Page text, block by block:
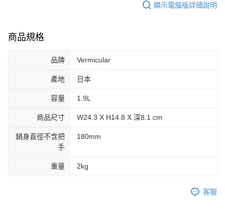
顯示電腦版詳細說明
商品規格
品牌 Vermicular
產地 日本
容量 1.9L
商品尺寸 W24.3 X H14.8 X 深8.1 cm
鍋身直徑不含把
手
180mm
重量 2kg
客服